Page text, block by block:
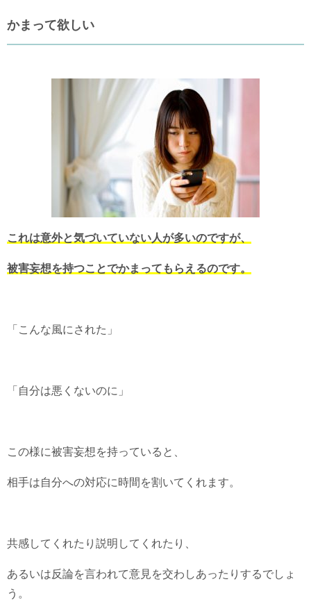
かまって欲しい
これは意外と気づいていない人が多いのですが、
被害妄想を持つことでかまってもらえるのです。
「こんな風にされた」
「自分は悪くないのに」
この様に被害妄想を持っていると、
相手は自分への対応に時間を割いてくれます。
共感してくれたり説明してくれたり、
あるいは反論を言われて意見を交わしあったりするでしょ
う。